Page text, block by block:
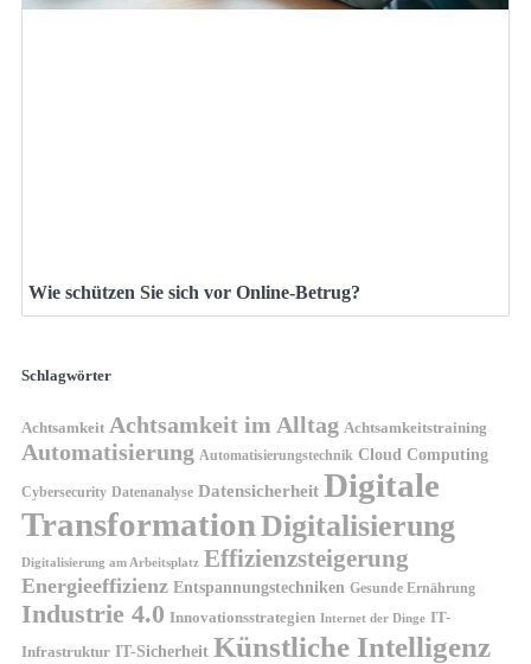
Wie schützen Sie sich vor Online-Betrug?
Schlagwörter
Achtsamkeit Achtsamkeit im Alltag Achtsamkeitstraining
Automatisierung Automatisierungstechnik Cloud Computing
Cybersecurity Datenanalyse Datensicherheit Digitale
TransformationDigitalisierung
Digitalisierung am Arbeitsplatz Effizienzsteigerung
Energieeffizienz Entspannungstechniken Gesunde Ernährung
Industrie 4.0 Innovationsstrategien Internet der Dinge IT-
Infrastruktur IT-Sicherheit Künstliche Intelligenz